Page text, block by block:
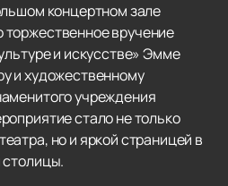
концертном зале
вручение
и искусстве» Эмме
и художественному
учреждения
стало не только
но и яркой страницей в
столицы.